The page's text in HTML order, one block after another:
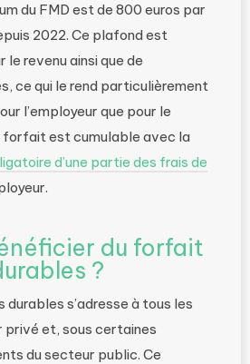
du FMD est de 800 euros par
2022. Ce plafond est
le revenu ainsi que de
ce qui le rend particulièrement
l’employeur que pour le
forfait est cumulable avec la
d’une partie des frais de
du forfait
?
s’adresse à tous les
privé et, sous certaines
du secteur public. Ce